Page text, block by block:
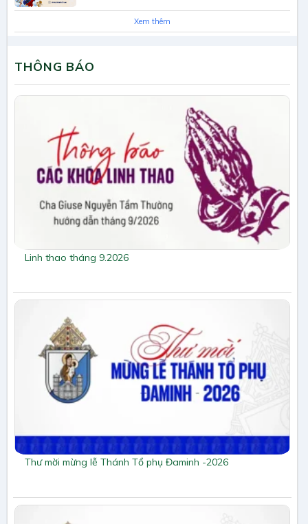
Xem thêm
THÔNG BÁO
Linh thao tháng 9.2026
Thư mời mừng lễ Thánh Tổ phụ Đaminh -2026